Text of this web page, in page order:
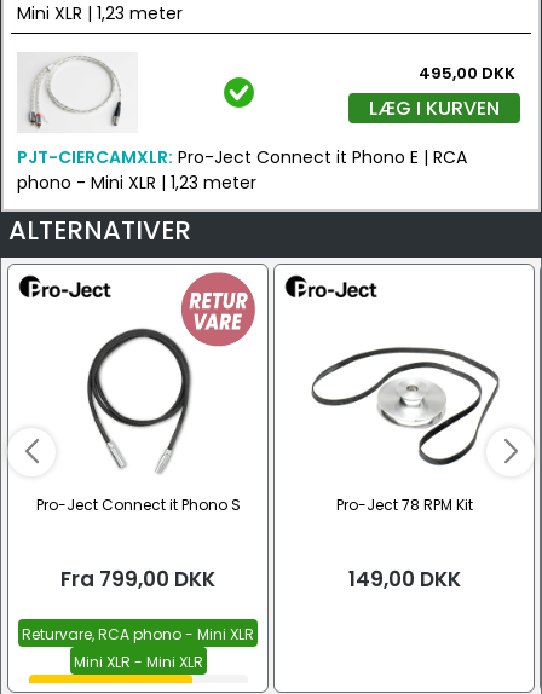
Mini XLR | 1,23 meter
495,00 DKK
LÆG I KURVEN
PJT-CIERCAMXLR: Pro-Ject Connect it Phono E | RCA
phono - Mini XLR | 1,23 meter
ALTERNATIVER
Pro-Ject Connect it Phono S
Fra 799,00 DKK
Returvare, RCA phono - Mini XLR
Mini XLR - Mini XLR
RCA phono - Mini XLR Se alle
Pro-Ject 78 RPM Kit
149,00 DKK